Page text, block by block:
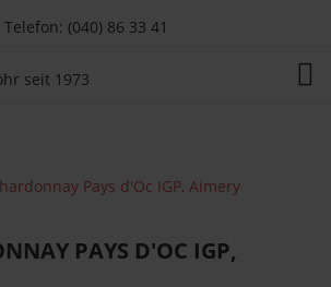
Telefon: (040) 86 33 41
PAYS D'OC IGP,